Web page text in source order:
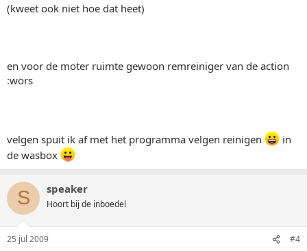
(kweet ook niet hoe dat heet)
en voor de moter ruimte gewoon remreiniger van de action
:wors
velgen spuit ik af met het programma velgen reinigen
in
de wasbox
S speaker
Hoort bij de inboedel
25 jul 2009 #4